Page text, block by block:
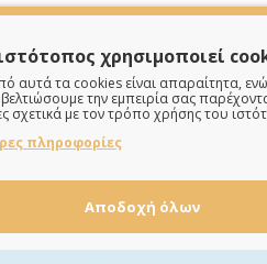
χρησιμοποιεί
αυτά τα cookies είναι απαραίτητα,
την εμπειρία σας
σχετικά με τον τρόπο χρήσης του
πληροφορίες
Αποδοχή όλων